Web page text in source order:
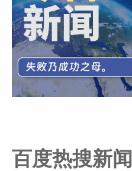
百度热搜新闻